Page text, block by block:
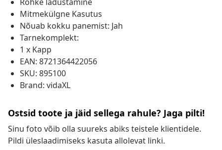
Mitmekülgne Kasutus
Nõuab kokku panemist: Jah
Tarnekomplekt:
1 x Kapp
EAN: 8721364422056
SKU: 895100
Brand: vidaXL
Ostsid toote ja jäid sellega rahule? Jaga pilti!
Sinu foto võib olla suureks abiks teistele klientidele.
Pildi üleslaadimiseks kasuta allolevat linki.